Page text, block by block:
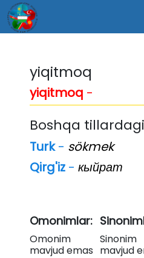
yiqitmoq
yiqitmoq -
Boshqa
Turk- sökmek
Qirg'iz - кыйрат
Omonimlar:
Omonim
mavjud emas
Sinonim
mavjud